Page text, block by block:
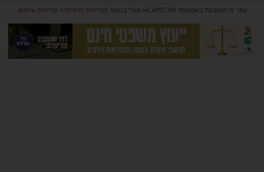
אתר זה מאובטח באמצעות reCAPTCHA וגוגל בכפוף למדיניות פרטיותו-מדיניות שימוש.